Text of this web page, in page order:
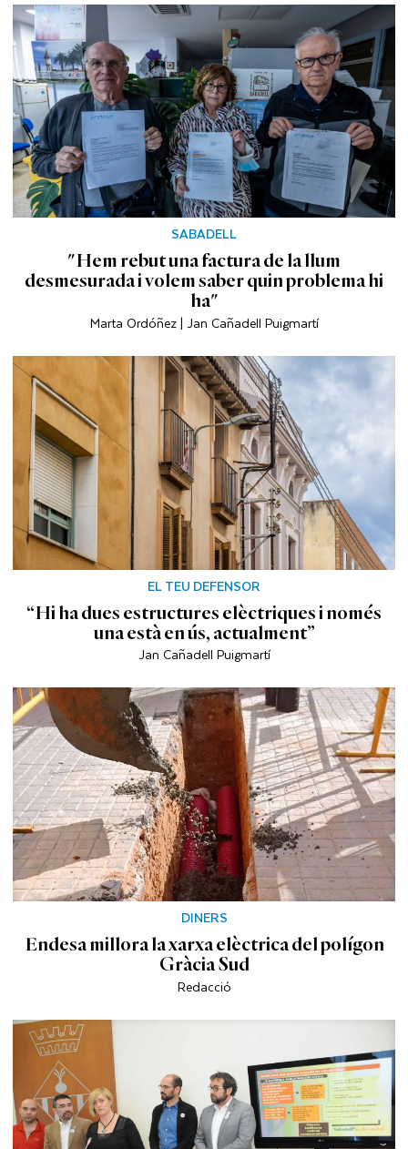
SABADELL
"Hem rebut una factura de la llum
desmesurada i volem saber quin problema hi
ha"
Marta Ordóñez | Jan Cañadell Puigmartí
EL TEU DEFENSOR
“Hi ha dues estructures elèctriques i només
una està en ús, actualment”
Jan Cañadell Puigmartí
DINERS
Endesa millora la xarxa elèctrica del polígon
Gràcia Sud
Redacció